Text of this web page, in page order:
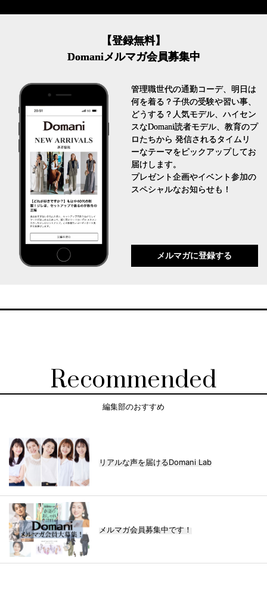
【登録無料】
Domaniメルマガ会員募集中
管理職世代の通勤コーデ、明日は
何を着る？子供の受験や習い事、
どうする？人気モデル、ハイセン
スなDomani読者モデル、教育のプ
ロたちから 発信されるタイムリ
ーなテーマをピックアップしてお
届けします。
プレゼント企画やイベント参加の
スペシャルなお知らせも！
メルマガに登録する
Recommended
編集部のおすすめ
リアルな声を届けるDomani Lab
メルマガ会員募集中です！